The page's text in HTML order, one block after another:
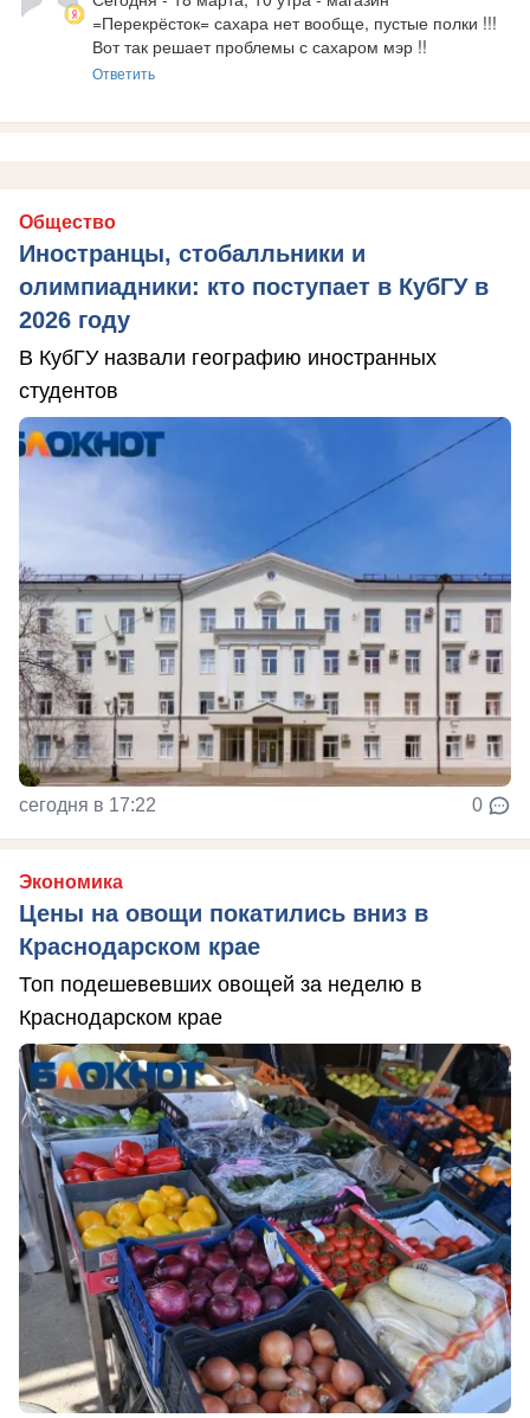
=Перекрёсток= сахара нет вообще, пустые полки !!!
Вот так решает проблемы с сахаром мэр !!
Ответить
Общество
Иностранцы, стобалльники и
олимпиадники: кто поступает в КубГУ в
2026 году
В КубГУ назвали географию иностранных
студентов
сегодня в 17:22 0
Экономика
Цены на овощи покатились вниз в
Краснодарском крае
Топ подешевевших овощей за неделю в
Краснодарском крае